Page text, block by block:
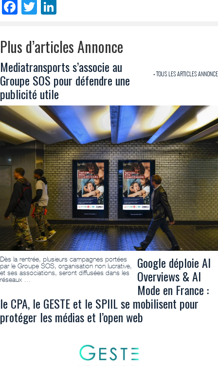
Facebook
Twitter
Plus d’articles Annonce
+ TOUS LES ARTICLES ANNONCE
Mediatransports s’associe au
Groupe SOS pour défendre une
publicité utile
Dès la rentrée, plusieurs campagnes portées
par le Groupe SOS, organisation non lucrative,
et ses associations, seront diffusées dans les
réseaux …
Google déploie AI
Overviews & AI
Mode en France :
le CPA, le GESTE et le SPIIL se mobilisent pour
protéger les médias et l’open web